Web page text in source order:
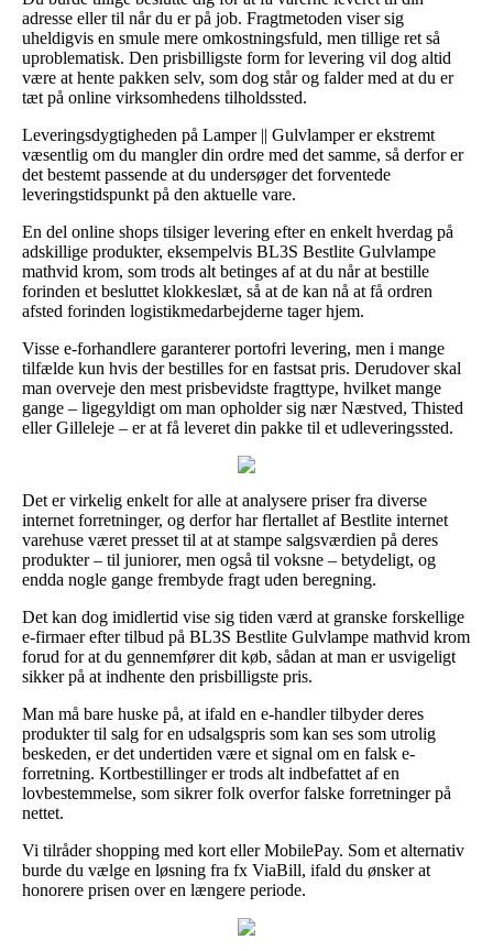
adresse eller til når du er på job. Fragtmetoden viser sig
uheldigvis en smule mere omkostningsfuld, men tillige ret så
uproblematisk. Den prisbilligste form for levering vil dog altid
være at hente pakken selv, som dog står og falder med at du er
tæt på online virksomhedens tilholdssted.
Leveringsdygtigheden på Lamper || Gulvlamper er ekstremt
væsentlig om du mangler din ordre med det samme, så derfor er
det bestemt passende at du undersøger det forventede
leveringstidspunkt på den aktuelle vare.
En del online shops tilsiger levering efter en enkelt hverdag på
adskillige produkter, eksempelvis BL3S Bestlite Gulvlampe
mathvid krom, som trods alt betinges af at du når at bestille
forinden et besluttet klokkeslæt, så at de kan nå at få ordren
afsted forinden logistikmedarbejderne tager hjem.
Visse e-forhandlere garanterer portofri levering, men i mange
tilfælde kun hvis der bestilles for en fastsat pris. Derudover skal
man overveje den mest prisbevidste fragttype, hvilket mange
gange – ligegyldigt om man opholder sig nær Næstved, Thisted
eller Gilleleje – er at få leveret din pakke til et udleveringssted.
Det er virkelig enkelt for alle at analysere priser fra diverse
internet forretninger, og derfor har flertallet af Bestlite internet
varehuse været presset til at at stampe salgsværdien på deres
produkter – til juniorer, men også til voksne – betydeligt, og
endda nogle gange frembyde fragt uden beregning.
Det kan dog imidlertid vise sig tiden værd at granske forskellige
e-firmaer efter tilbud på BL3S Bestlite Gulvlampe mathvid krom
forud for at du gennemfører dit køb, sådan at man er usvigeligt
sikker på at indhente den prisbilligste pris.
Man må bare huske på, at ifald en e-handler tilbyder deres
produkter til salg for en udsalgspris som kan ses som utrolig
beskeden, er det undertiden være et signal om en falsk e-
forretning. Kortbestillinger er trods alt indbefattet af en
lovbestemmelse, som sikrer folk overfor falske forretninger på
nettet.
Vi tilråder shopping med kort eller MobilePay. Som et alternativ
burde du vælge en løsning fra fx ViaBill, ifald du ønsker at
honorere prisen over en længere periode.